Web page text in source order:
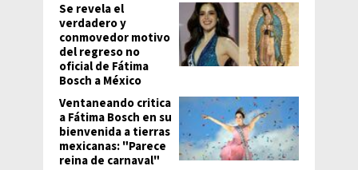
Se revela el
verdadero y
conmovedor motivo
del regreso no
oficial de Fátima
Bosch a México
Ventaneando critica
a Fátima Bosch en su
bienvenida a tierras
mexicanas: "Parece
reina de carnaval"